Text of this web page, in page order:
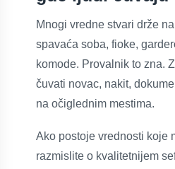
Mnogi vredne stvari drže
spavaća soba, fioke,
komode. Provalnik to zna.
čuvati novac, nakit,
na očiglednim mestima.
Ako postoje vrednosti koje
razmislite o kvalitetnijem